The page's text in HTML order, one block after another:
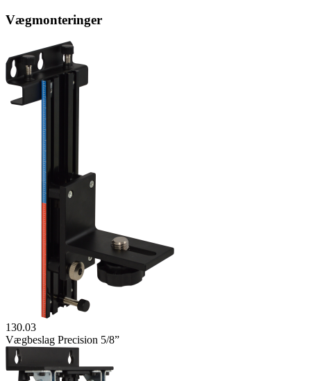
Vægmonteringer
130.03
Vægbeslag Precision 5/8”